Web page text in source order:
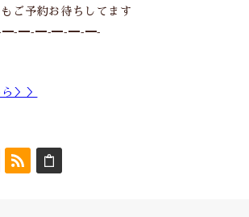
ご予約お待ちしてます
━-━-━-━-━-
＞＞